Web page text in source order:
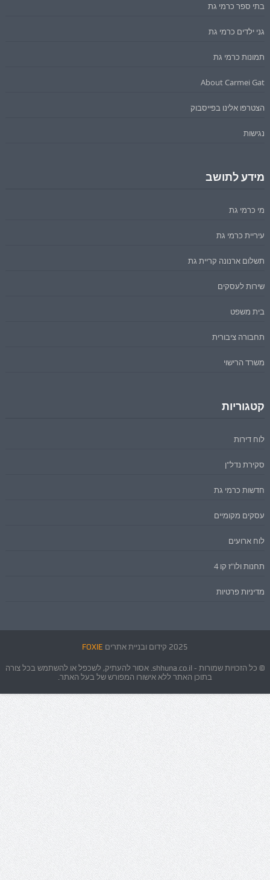
בתי ספר כרמי גת
גני ילדים כרמי גת
תמונות כרמי גת
About Carmei Gat
הצטרפו אלינו בפייסבוק
נגישות
מידע לתושב
מי כרמי גת
עיריית כרמי גת
תשלום ארנונה קריית גת
שירות לעסקים
בית משפט
תחבורה ציבורית
משרד הרישוי
קטגוריות
לוח דירות
סקירת נדל"ן
חדשות כרמי גת
עסקים מקומיים
לוח ארועים
תחנות ולו"ז קו 4
מדיניות פרטיות
2025 קידום ובניית אתרים FOXIE
© כל הזכויות שמורות - shhuna.co.il. אסור להעתיק, לשכפל או להשתמש בכל צורה
בתוכן האתר ללא אישורו המפורש של בעל האתר.